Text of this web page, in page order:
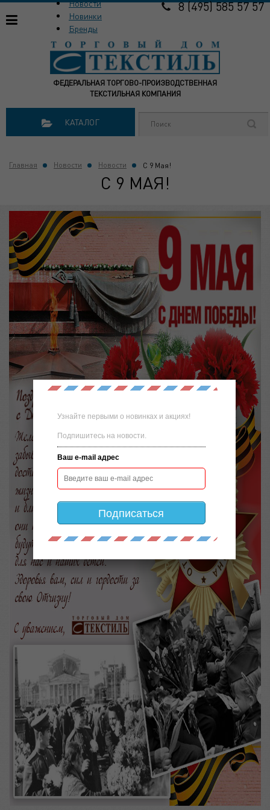
ФЕДЕРАЛЬНАЯ ТОРГОВО-ПРОИЗВОДСТВЕННАЯ
ТЕКСТИЛЬНАЯ КОМПАНИЯ
Новости
Новинки
Бренды
8 (495) 585 57 57
КАТАЛОГ
Главная Новости Новости C 9 Мая!
C 9 МАЯ!
Узнайте первыми о новинках и акциях!
Подпишитесь на новости.
Ваш e-mail адрес
Подписаться